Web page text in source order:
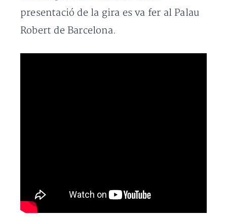
presentació de la gira es va fer al Palau
Robert de Barcelona.